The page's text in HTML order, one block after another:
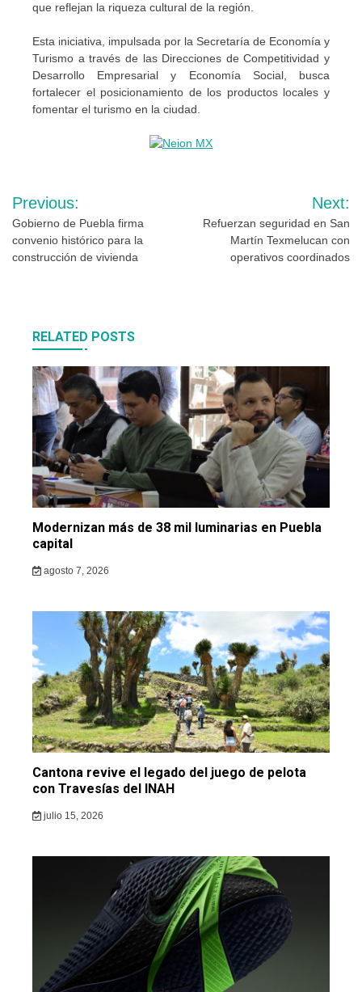
que reflejan la riqueza cultural de la región.
Esta iniciativa, impulsada por la Secretaría de Economía y
Turismo a través de las Direcciones de Competitividad y
Desarrollo Empresarial y Economía Social, busca
fortalecer el posicionamiento de los productos locales y
fomentar el turismo en la ciudad.
Navegación
de
entradas
Previous:
Gobierno de Puebla firma
convenio histórico para la
construcción de vivienda
Next:
Refuerzan seguridad en San
Martín Texmelucan con
operativos coordinados
RELATED POSTS
Modernizan más de 38 mil luminarias en Puebla
capital
agosto 7, 2026
Cantona revive el legado del juego de pelota
con Travesías del INAH
julio 15, 2026